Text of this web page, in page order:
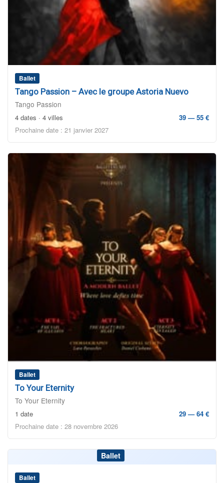
Ballet
Tango Passion – Avec le groupe Astoria Nuevo
Tango Passion
4 dates · 4 villes
39 — 55 €
Prochaine date : 21 janvier 2027
Ballet
To Your Eternity
To Your Eternity
1 date
29 — 64 €
Prochaine date : 28 novembre 2026
Ballet
Ballet